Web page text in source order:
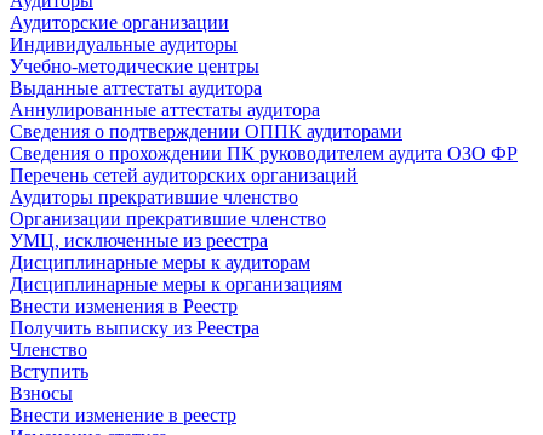
Аудиторские организации
Индивидуальные аудиторы
Учебно-методические центры
Выданные аттестаты аудитора
Аннулированные аттестаты аудитора
Сведения о подтверждении ОППК аудиторами
Сведения о прохождении ПК руководителем аудита ОЗО ФР
Перечень сетей аудиторских организаций
Аудиторы прекратившие членство
Организации прекратившие членство
УМЦ, исключенные из реестра
Дисциплинарные меры к аудиторам
Дисциплинарные меры к организациям
Внести изменения в Реестр
Получить выписку из Реестра
Членство
Вступить
Взносы
Внести изменение в реестр